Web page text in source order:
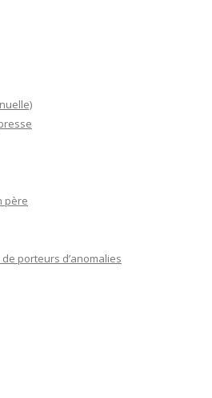
père
porteurs d’anomalies